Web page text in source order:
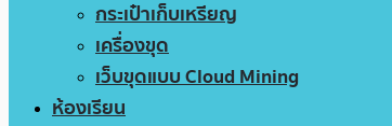
กระเป๋าเก็บเหรียญ
เครื่องขุด
เว็บขุดแบบ Cloud Mining
ห้องเรียน